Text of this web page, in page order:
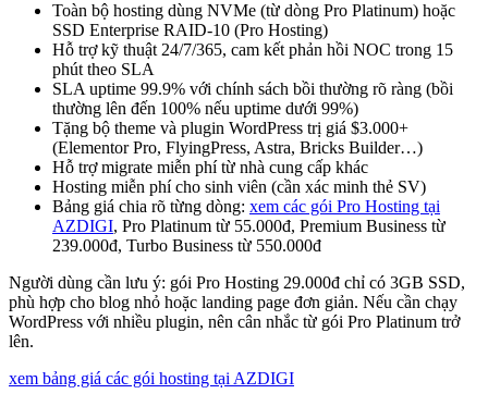
Toàn bộ hosting dùng NVMe (từ dòng Pro Platinum) hoặc
SSD Enterprise RAID-10 (Pro Hosting)
Hỗ trợ kỹ thuật 24/7/365, cam kết phản hồi NOC trong 15
phút theo SLA
SLA uptime 99.9% với chính sách bồi thường rõ ràng (bồi
thường lên đến 100% nếu uptime dưới 99%)
Tặng bộ theme và plugin WordPress trị giá $3.000+
(Elementor Pro, FlyingPress, Astra, Bricks Builder…)
Hỗ trợ migrate miễn phí từ nhà cung cấp khác
Hosting miễn phí cho sinh viên (cần xác minh thẻ SV)
Bảng giá chia rõ từng dòng: xem các gói Pro Hosting tại
AZDIGI, Pro Platinum từ 55.000đ, Premium Business từ
239.000đ, Turbo Business từ 550.000đ
Người dùng cần lưu ý: gói Pro Hosting 29.000đ chỉ có 3GB SSD,
phù hợp cho blog nhỏ hoặc landing page đơn giản. Nếu cần chạy
WordPress với nhiều plugin, nên cân nhắc từ gói Pro Platinum trở
lên.
xem bảng giá các gói hosting tại AZDIGI